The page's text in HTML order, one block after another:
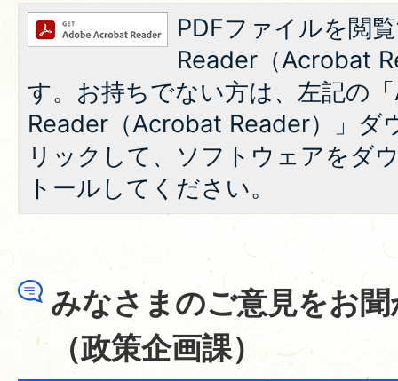
PDFファイルを閲
Reader（Acrobat
す。お持ちでない方は、左記の
Reader（Acrobat Reader）」ダ
リックして、ソフトウェアをダ
トールしてください。
みなさまのご意見をお
（政策企画課）